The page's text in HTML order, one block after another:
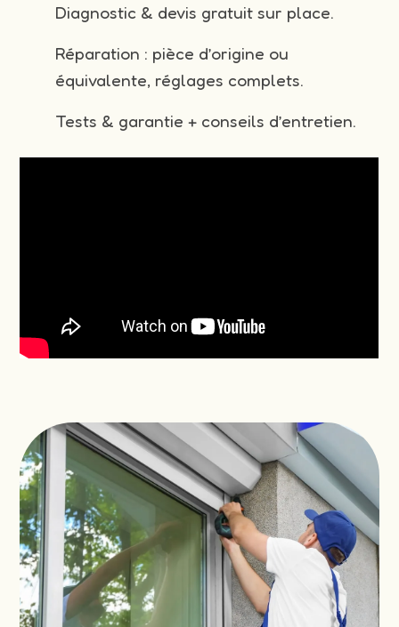
Diagnostic & devis gratuit sur place.
Réparation : pièce d’origine ou
équivalente, réglages complets.
Tests & garantie + conseils d’entretien.